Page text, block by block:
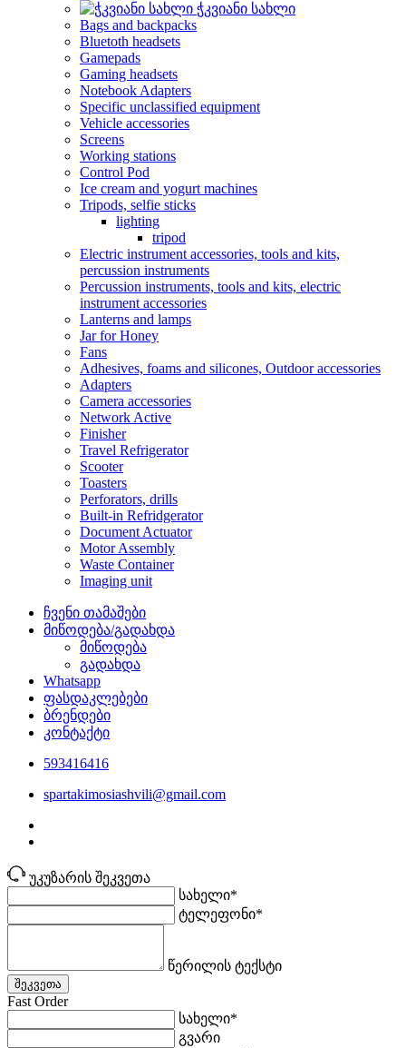
ჭკვიანი სახლი
Bags and backpacks
Bluetoth headsets
Gamepads
Gaming headsets
Notebook Adapters
Specific unclassified equipment
Vehicle accessories
Screens
Working stations
Control Pod
Ice cream and yogurt machines
Tripods, selfie sticks
lighting
tripod
Electric instrument accessories, tools and kits,
percussion instruments
Percussion instruments, tools and kits, electric
instrument accessories
Lanterns and lamps
Jar for Honey
Fans
Adhesives, foams and silicones, Outdoor accessories
Adapters
Camera accessories
Network Active
Finisher
Travel Refrigerator
Scooter
Toasters
Perforators, drills
Built-in Refridgerator
Document Actuator
Motor Assembly
Waste Container
Imaging unit
ჩვენი თამაშები
მიწოდება/გადახდა
მიწოდება
გადახდა
Whatsapp
ფასდაკლებები
ბრენდები
კონტაქტი
593416416
spartakimosiashvili@gmail.com
უკუზარის შეკვეთა
სახელი*
ტელეფონი*
წერილის ტექსტი
შეკვეთა
Fast Order
სახელი*
გვარი